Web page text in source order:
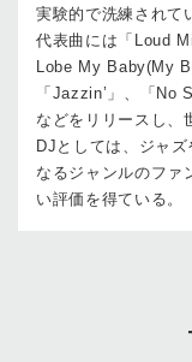
実験的で洗練されて
代表曲には「Loud
Lobe My Baby(My
「Jazzin’」、「No
などをリリースし、
DJとしては、ジャ
なるジャンルのファ
い評価を得ている。